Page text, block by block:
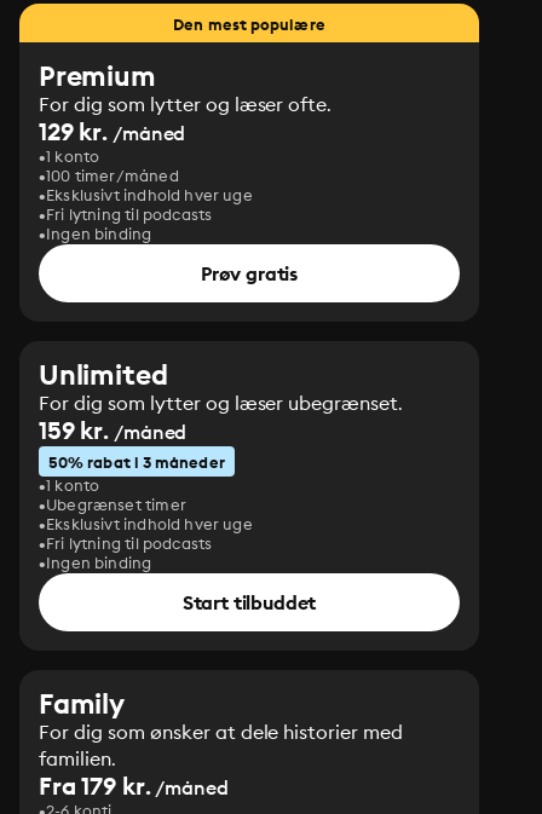
Den mest populære
Premium
For dig som lytter og læser ofte.
129 kr. /måned
1 konto
100 timer/måned
Eksklusivt indhold hver uge
Fri lytning til podcasts
Ingen binding
Prøv gratis
Unlimited
For dig som lytter og læser ubegrænset.
159 kr. /måned
50% rabat i 3 måneder
1 konto
Ubegrænset timer
Eksklusivt indhold hver uge
Fri lytning til podcasts
Ingen binding
Start tilbuddet
Family
For dig som ønsker at dele historier med
familien.
Fra 179 kr./måned